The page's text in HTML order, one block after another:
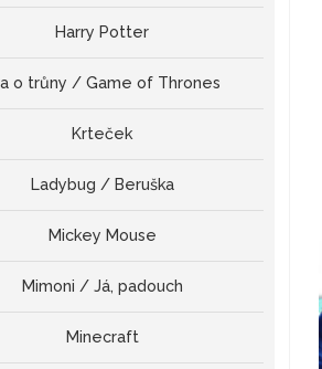
Harry Potter
o trůny / Game of Thrones
Krteček
Ladybug / Beruška
Mickey Mouse
Mimoni / Já, padouch
Minecraft